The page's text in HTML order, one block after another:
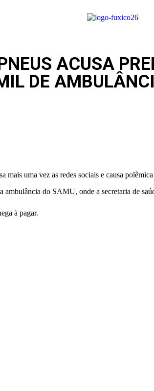
ACUSA
DE
uma vez as redes sociais e causa
do SAMU, onde a secretaria de
à pagar.